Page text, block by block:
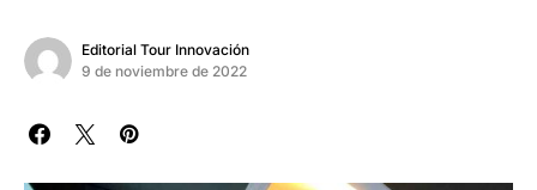
Editorial Tour Innovación
9 de noviembre de 2022